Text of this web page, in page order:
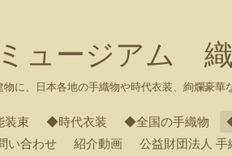
ュージアム
に、日本各地の手織物や時代衣装、絢爛豪華
束 ◆時代衣装 ◆全国の手織物
い合わせ 紹介動画 公益財団法人 手